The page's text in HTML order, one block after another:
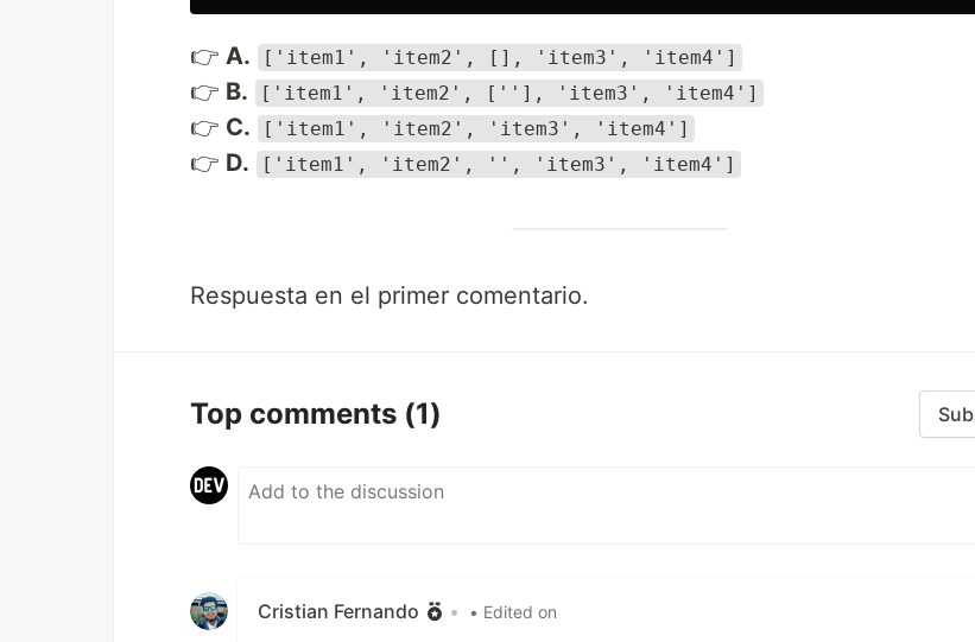
👉 A. ['item1', 'item2', [], 'item3', 'item4']
👉 B. ['item1', 'item2', [''], 'item3', 'item4']
👉 C. ['item1', 'item2', 'item3', 'item4']
👉 D. ['item1', 'item2', '', 'item3', 'item4']
Respuesta en el primer comentario.
Top comments (1)
Cristian Fernando • • Edited on